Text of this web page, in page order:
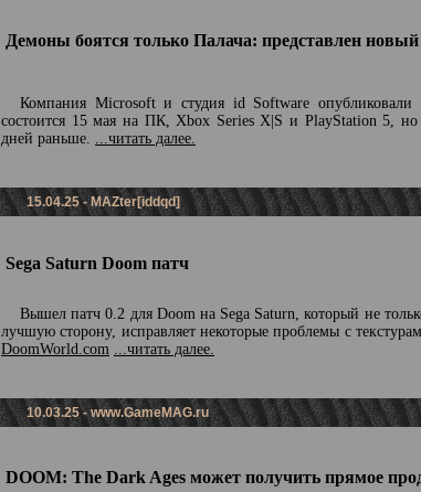
Демоны боятся только Палача: представлен
Компания Microsoft и студия id Software
состоится 15 мая на ПК, Xbox Series X|S и PlayStation 5, но
дней раньше. ...читать далее.
15.04.25 - MAZter[iddqd]
Sega Saturn Doom патч
Вышел патч 0.2 для Doom на Sega Saturn, который не
лучшую сторону, исправляет некоторые проблемы с
DoomWorld.com ...читать далее.
10.03.25 -www.GameMAG.ru
DOOM: The Dark Ages может получить прямое